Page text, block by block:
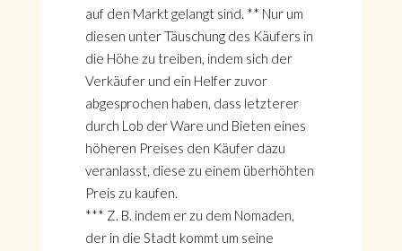
auf den Markt gelangt sind. ** Nur um
diesen unter Täuschung des Käufers in
die Höhe zu treiben, indem sich der
Verkäufer und ein Helfer zuvor
abgesprochen haben, dass letzterer
durch Lob der Ware und Bieten eines
höheren Preises den Käufer dazu
veranlasst, diese zu einem überhöhten
Preis zu kaufen.
*** Z. B. indem er zu dem Nomaden,
der in die Stadt kommt um seine